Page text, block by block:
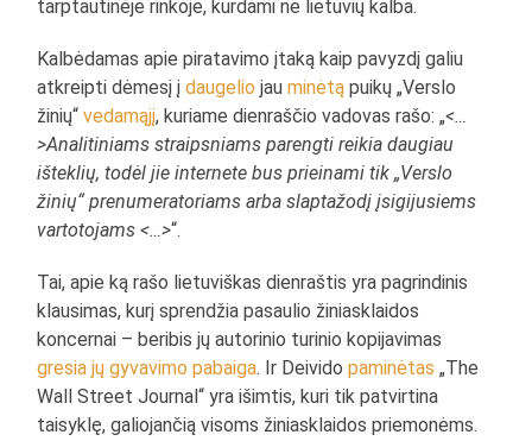
tarptautinėje rinkoje, kurdami ne lietuvių kalba.
Kalbėdamas apie piratavimo įtaką kaip pavyzdį galiu
atkreipti dėmesį įdaugelio jauminėtą puikų „Verslo
žinių“vedamąjį, kuriame dienraščio vadovas rašo: „<…
>Analitiniams straipsniams parengti reikia daugiau
išteklių, todėl jie internete bus prieinami tik „Verslo
žinių“ prenumeratoriams arba slaptažodį įsigijusiems
vartotojams <…>“.
Tai, apie ką rašo lietuviškas dienraštis yra pagrindinis
klausimas, kurį sprendžia pasaulio žiniasklaidos
koncernai – beribis jų autorinio turinio kopijavimas
gresia jų gyvavimo pabaiga. Ir Deividopaminėtas „The
Wall Street Journal“ yra išimtis, kuri tik patvirtina
taisyklę, galiojančią visoms žiniasklaidos priemonėms.